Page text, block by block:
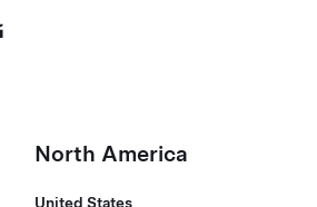
North America
United States